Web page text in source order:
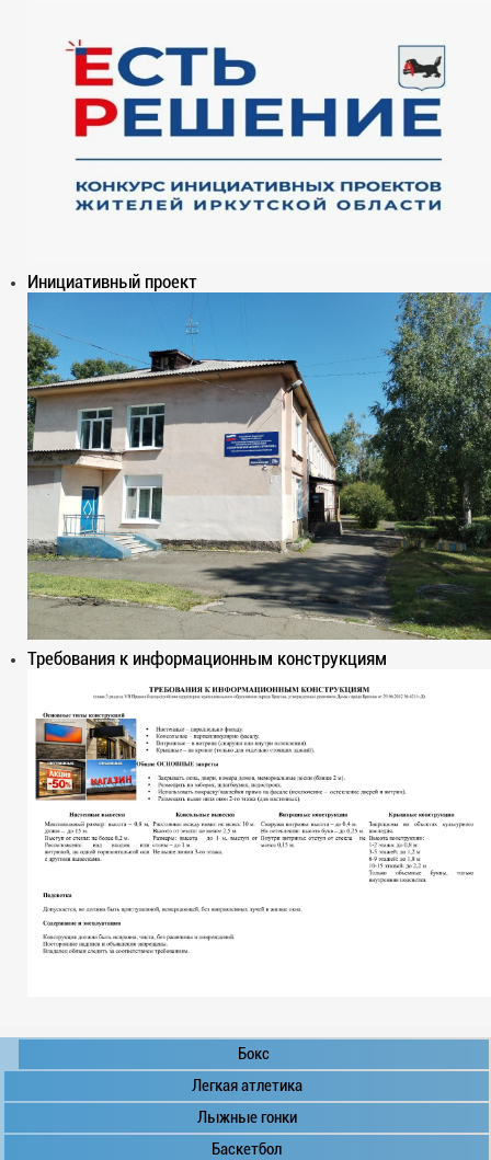
Инициативный проект
Требования к информационным конструкциям
Бокс
Легкая атлетика
Лыжные гонки
Баскетбол